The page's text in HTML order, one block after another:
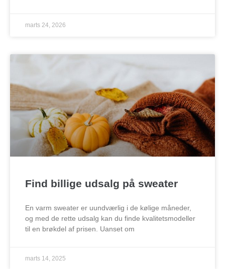
marts 24, 2026
Find billige udsalg på sweater
En varm sweater er uundværlig i de kølige måneder,
og med de rette udsalg kan du finde kvalitetsmodeller
til en brøkdel af prisen. Uanset om
marts 14, 2025